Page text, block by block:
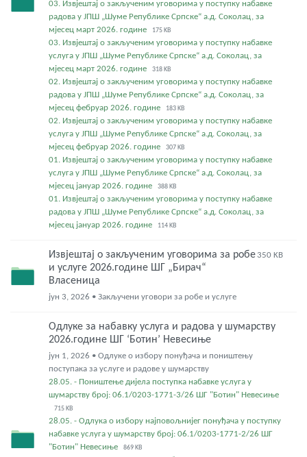
03. Извјештај о закљученим уговорима у поступку набавке
радова у ЈПШ „Шуме Републике Српске“ а.д. Соколац, за
мјесец март 2026. године
175 KB
03. Извјештај о закљученим уговорима у поступку набавке
услуга у ЈПШ „Шуме Републике Српске“ а.д. Соколац, за
мјесец март 2026. године
318 KB
02. Извјештај о закљученим уговорима у поступку набавке
радова у ЈПШ „Шуме Републике Српске“ а.д. Соколац, за
мјесец фебруар 2026. године
183 KB
02. Извјештај о закљученим уговорима у поступку набавке
услуга у ЈПШ „Шуме Републике Српске“ а.д. Соколац, за
мјесец фебруар 2026. године
307 KB
01. Извјештај о закљученим уговорима у поступку набавке
услуга у ЈПШ „Шуме Републике Српске“ а.д. Соколац, за
мјесец јануар 2026. године
388 KB
01. Извјештај о закљученим уговорима у поступку набавке
радова у ЈПШ „Шуме Републике Српске“ а.д. Соколац, за
мјесец јануар 2026. године
114 KB
Извјештај о закљученим уговорима за робе
и услуге 2026.године ШГ „Бирач“
Власеница
350 KB
јун 3, 2026 • Закључени уговори за робе и услуге
Одлуке за набавку услуга и радова у шумарству
2026.године ШГ ‘Ботин’ Невесиње
јун 1, 2026 • Одлуке о избору понуђача и поништењу
поступака за услуге и радове у шумарству
28.05. - Поништење дијела поступка набавке услуга у
шумарству број: 06.1/0203-1771-3/26 ШГ "Ботин" Невесиње
715 KB
28.05. - Одлука о избору најповољнијег понуђача у поступку
набавке услуга у шумарству број: 06.1/0203-1771-2/26 ШГ
"Ботин" Невесиње
869 KB